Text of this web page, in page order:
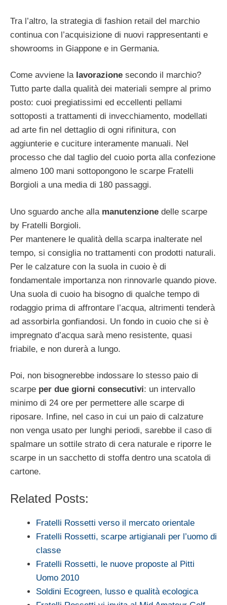
Tra l’altro, la strategia di fashion retail del marchio
continua con l’acquisizione di nuovi rappresentanti e
showrooms in Giappone e in Germania.
Come avviene la lavorazione secondo il marchio?
Tutto parte dalla qualità dei materiali sempre al primo
posto: cuoi pregiatissimi ed eccellenti pellami
sottoposti a trattamenti di invecchiamento, modellati
ad arte fin nel dettaglio di ogni rifinitura, con
aggiunterie e cuciture interamente manuali. Nel
processo che dal taglio del cuoio porta alla confezione
almeno 100 mani sottopongono le scarpe Fratelli
Borgioli a una media di 180 passaggi.
Uno sguardo anche alla manutenzione delle scarpe
by Fratelli Borgioli.
Per mantenere le qualità della scarpa inalterate nel
tempo, si consiglia no trattamenti con prodotti naturali.
Per le calzature con la suola in cuoio è di
fondamentale importanza non rinnovarle quando piove.
Una suola di cuoio ha bisogno di qualche tempo di
rodaggio prima di affrontare l’acqua, altrimenti tenderà
ad assorbirla gonfiandosi. Un fondo in cuoio che si è
impregnato d’acqua sarà meno resistente, quasi
friabile, e non durerà a lungo.
Poi, non bisognerebbe indossare lo stesso paio di
scarpe per due giorni consecutivi: un intervallo
minimo di 24 ore per permettere alle scarpe di
riposare. Infine, nel caso in cui un paio di calzature
non venga usato per lunghi periodi, sarebbe il caso di
spalmare un sottile strato di cera naturale e riporre le
scarpe in un sacchetto di stoffa dentro una scatola di
cartone.
Related Posts:
Fratelli Rossetti verso il mercato orientale
Fratelli Rossetti, scarpe artigianali per l’uomo di
classe
Fratelli Rossetti, le nuove proposte al Pitti
Uomo 2010
Soldini Ecogreen, lusso e qualità ecologica